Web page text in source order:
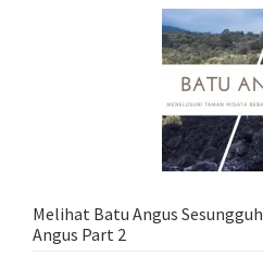
Melihat Batu Angus
Angus Part 2